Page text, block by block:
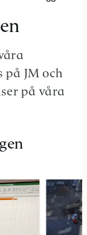
på JM och
på våra